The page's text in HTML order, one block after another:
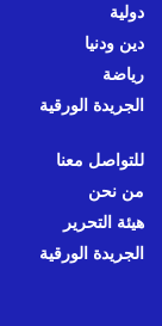
دولية
دين ودنيا
رياضة
الجريدة الورقية
للتواصل معنا
من نحن
هيئة التحرير
الجريدة الورقية